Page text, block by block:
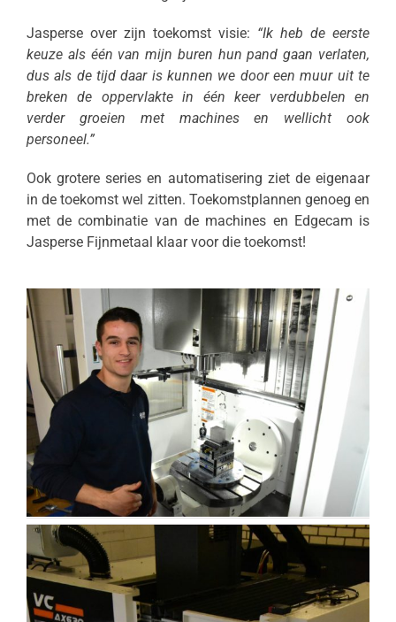
Jasperse over zijn toekomst visie: “Ik heb de eerste
keuze als één van mijn buren hun pand gaan verlaten,
dus als de tijd daar is kunnen we door een muur uit te
breken de oppervlakte in één keer verdubbelen en
verder groeien met machines en wellicht ook
personeel.”
Ook grotere series en automatisering ziet de eigenaar
in de toekomst wel zitten. Toekomstplannen genoeg en
met de combinatie van de machines en Edgecam is
Jasperse Fijnmetaal klaar voor die toekomst!